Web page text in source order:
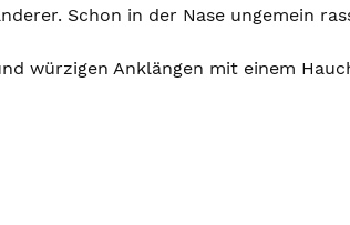
Schon in der Nase ungemein
würzigen Anklängen mit einem